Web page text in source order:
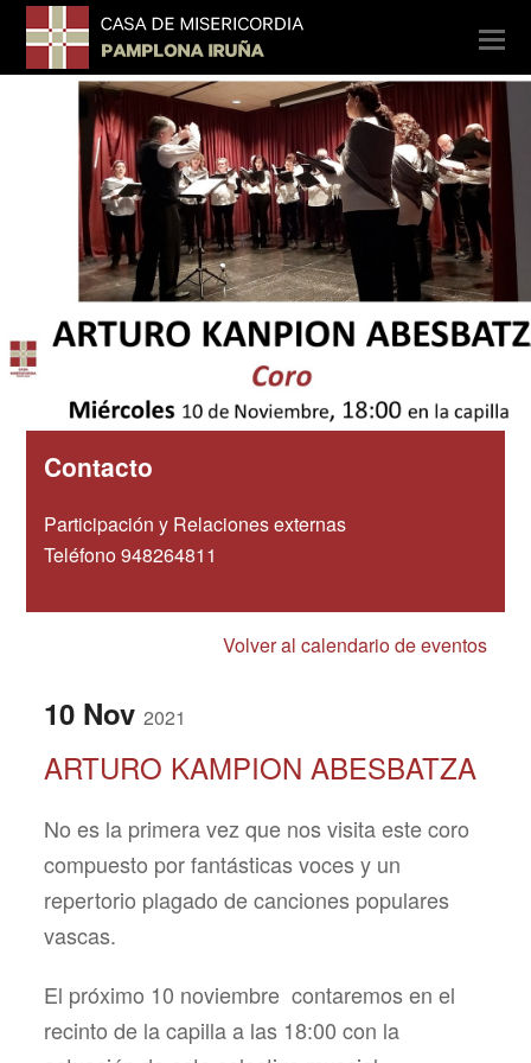
Contacto
Participación y Relaciones externas
Teléfono 948264811
Volver al calendario de eventos
10 Nov2021
ARTURO KAMPION ABESBATZA
No es la primera vez que nos visita este coro
compuesto por fantásticas voces y un
repertorio plagado de canciones populares
vascas.
El próximo 10 noviembre contaremos en el
recinto de la capilla a las 18:00 con la